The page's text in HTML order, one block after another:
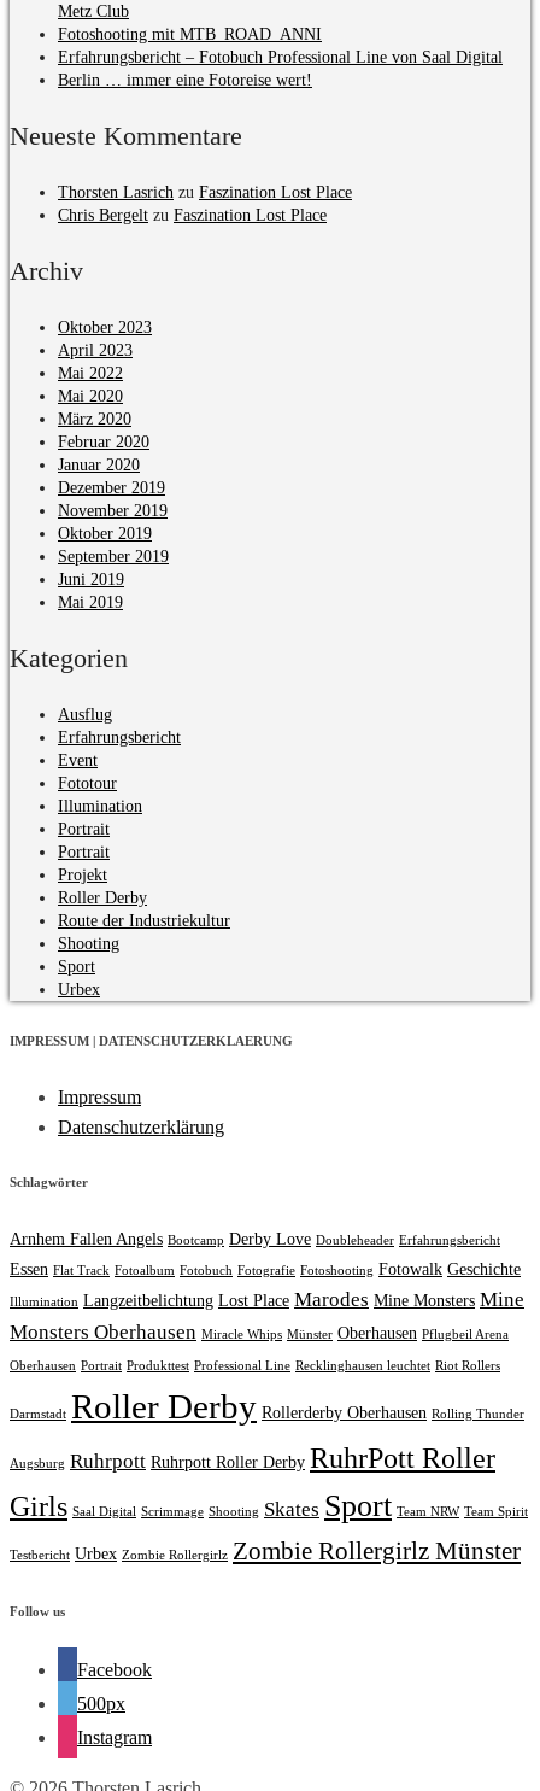
Metz Club
Fotoshooting mit MTB_ROAD_ANNI
Erfahrungsbericht – Fotobuch Professional Line von Saal Digital
Berlin … immer eine Fotoreise wert!
Neueste Kommentare
Thorsten Lasrich zu Faszination Lost Place
Chris Bergelt zu Faszination Lost Place
Archiv
Oktober 2023
April 2023
Mai 2022
Mai 2020
März 2020
Februar 2020
Januar 2020
Dezember 2019
November 2019
Oktober 2019
September 2019
Juni 2019
Mai 2019
Kategorien
Ausflug
Erfahrungsbericht
Event
Fototour
Illumination
Portrait
Portrait
Projekt
Roller Derby
Route der Industriekultur
Shooting
Sport
Urbex
IMPRESSUM | DATENSCHUTZERKLAERUNG
Impressum
Datenschutzerklärung
Schlagwörter
Arnhem Fallen Angels Bootcamp Derby Love Doubleheader Erfahrungsbericht
Essen Flat Track Fotoalbum Fotobuch Fotografie Fotoshooting Fotowalk Geschichte
Illumination Langzeitbelichtung Lost Place Marodes Mine Monsters Mine
Monsters Oberhausen Miracle Whips Münster Oberhausen Pflugbeil Arena
Oberhausen Portrait Produkttest Professional Line Recklinghausen leuchtet Riot Rollers
Darmstadt Roller Derby Rollerderby Oberhausen Rolling Thunder
Augsburg Ruhrpott Ruhrpott Roller Derby RuhrPott Roller
Girls Saal Digital Scrimmage Shooting Skates Sport Team NRW Team Spirit
Testbericht Urbex Zombie Rollergirlz Zombie Rollergirlz Münster
Follow us
Facebook
500px
Instagram